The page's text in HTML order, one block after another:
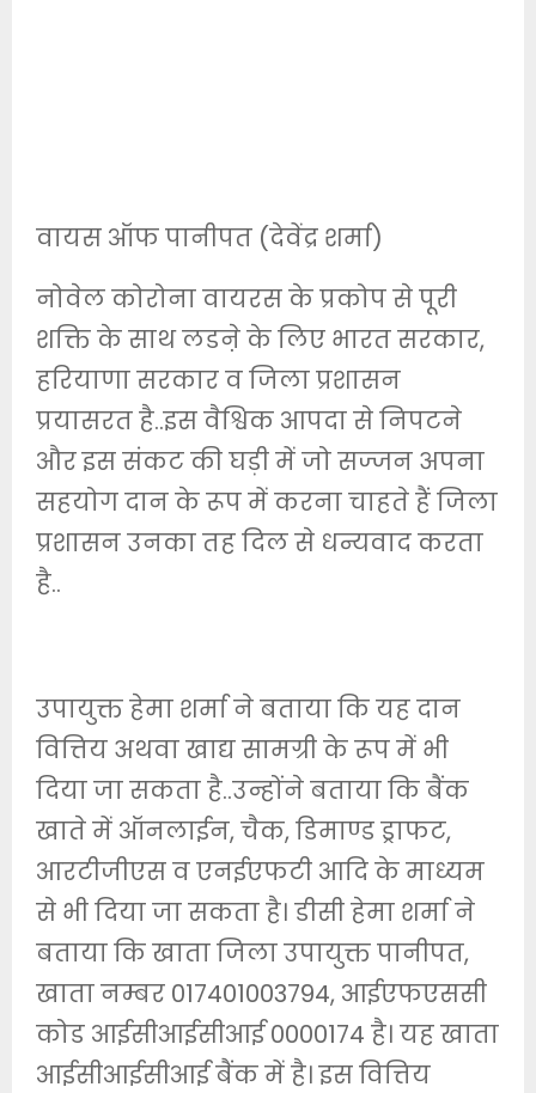
वायस ऑफ पानीपत (देवेंद्र शर्मा)
नोवेल कोरोना वायरस के प्रकोप से पूरी
शक्ति के साथ लडऩे के लिए भारत सरकार,
हरियाणा सरकार व जिला प्रशासन
प्रयासरत है..इस वैश्विक आपदा से निपटने
और इस संकट की घड़ी में जो सज्जन अपना
सहयोग दान के रूप में करना चाहते हैं जिला
प्रशासन उनका तह दिल से धन्यवाद करता
है..
उपायुक्त हेमा शर्मा ने बताया कि यह दान
वित्तिय अथवा खाद्य सामग्री के रूप में भी
दिया जा सकता है..उन्होंने बताया कि बैंक
खाते में ऑनलाईन, चैक, डिमाण्ड ड्राफट,
आरटीजीएस व एनईएफटी आदि के माध्यम
से भी दिया जा सकता है। डीसी हेमा शर्मा ने
बताया कि खाता जिला उपायुक्त पानीपत,
खाता नम्बर 017401003794, आईएफएससी
कोड आईसीआईसीआई 0000174 है। यह खाता
आईसीआईसीआई बैंक में है। इस वित्तिय